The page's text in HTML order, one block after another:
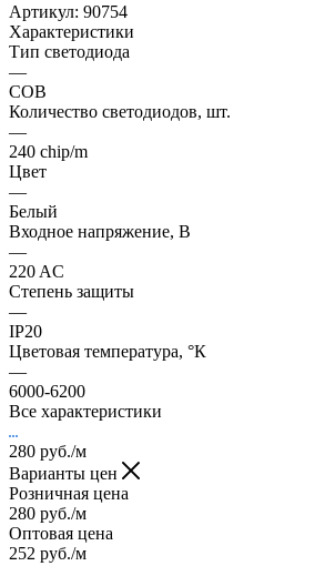
Артикул: 90754
Характеристики
Тип светодиода
—
COB
Количество светодиодов, шт.
—
240 chip/m
Цвет
—
Белый
Входное напряжение, В
—
220 AC
Степень защиты
—
IP20
Цветовая температура, °К
—
6000-6200
Все характеристики
280 руб./м
Варианты цен
Розничная цена
280 руб./м
Оптовая цена
252 руб./м